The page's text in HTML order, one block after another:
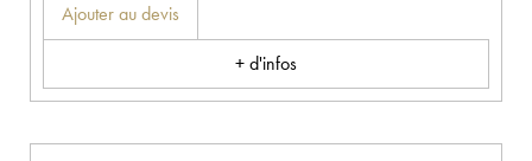
Ajouter au devis
+ d'infos